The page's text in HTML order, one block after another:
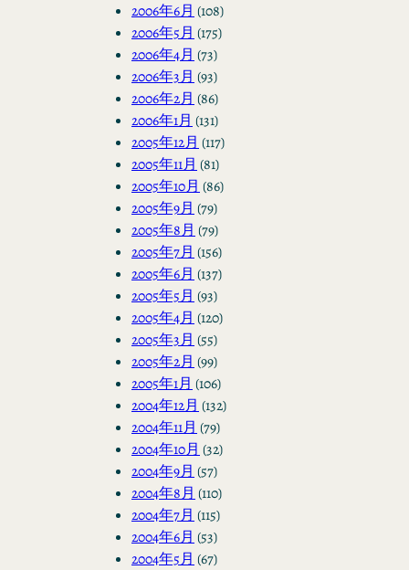
2006年6月 (108)
2006年5月 (175)
2006年4月 (73)
2006年3月 (93)
2006年2月 (86)
2006年1月 (131)
2005年12月 (117)
2005年11月 (81)
2005年10月 (86)
2005年9月 (79)
2005年8月 (79)
2005年7月 (156)
2005年6月 (137)
2005年5月 (93)
2005年4月 (120)
2005年3月 (55)
2005年2月 (99)
2005年1月 (106)
2004年12月 (132)
2004年11月 (79)
2004年10月 (32)
2004年9月 (57)
2004年8月 (110)
2004年7月 (115)
2004年6月 (53)
2004年5月 (67)